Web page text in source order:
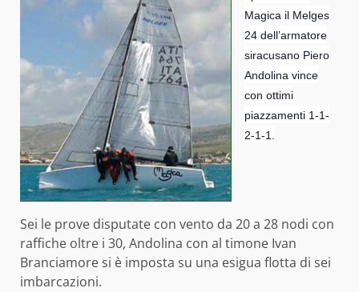
Magica il Melges
24 dell’armatore
siracusano Piero
Andolina vince
con ottimi
piazzamenti 1-1-
2-1-1.
Sei le prove disputate con vento da 20 a 28 nodi con
raffiche oltre i 30, Andolina con al timone Ivan
Branciamore si è imposta su una esigua flotta di sei
imbarcazioni.